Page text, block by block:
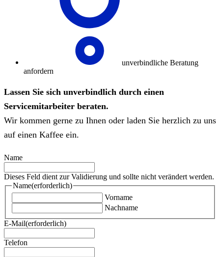
unverbindliche Beratung
anfordern
Lassen Sie sich unverbindlich durch einen
Servicemitarbeiter beraten.
Wir kommen gerne zu Ihnen oder laden Sie herzlich zu uns
auf einen Kaffee ein.
Name
Dieses Feld dient zur Validierung und sollte nicht verändert werden.
Name(erforderlich)
Vorname
Nachname
E-Mail(erforderlich)
Telefon